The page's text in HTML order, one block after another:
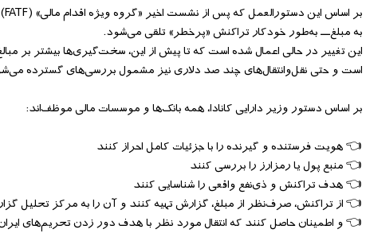
به مبلغ‌ــ به‌طور خودکار تراکنش «پرخطر» تلقی می‌شود.
است و حتی نقل‌وانتقال‌های چند صد دلاری نیز مشمول بررسی‌های گسترده
بر اساس دستور وزیر دارایی کانادا، همه بانک‌ها و موسسات مالی موظف‌اند:
👈 هویت فرستنده و گیرنده را با جزئیات کامل احراز کنند
👈 منبع پول یا رمزارز را بررسی کنند
👈 هدف تراکنش و ذی‌نفع واقعی را شناسایی کنند
👈 از تراکنش، صرف‌نظر از مبلغ، گزارش تهیه کنند و آن را به مرکز تحلیل
👈 و اطمینان حاصل کنند که انتقال مورد نظر با هدف دور زدن تحریم‌های